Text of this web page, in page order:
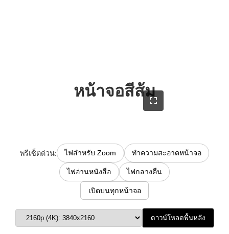
หน้าจอสีส้ม
พรีเซ็ตด่วน: ไฟสำหรับ Zoom ทำความสะอาดหน้าจอ
ไฟอ่านหนังสือ ไฟกลางคืน
เปิดบนทุกหน้าจอ
ดาวน์โหลดพื้นหลัง